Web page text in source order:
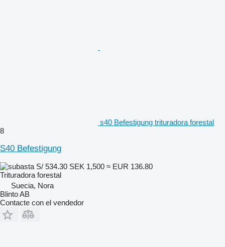
s40 Befestigung trituradora forestal
8
S40 Befestigung
S/ 534.30 SEK 1,500 ≈ EUR 136.80
Trituradora forestal
Suecia, Nora
Blinto AB
Contacte con el vendedor